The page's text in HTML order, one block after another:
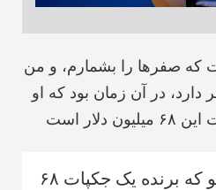
که صفرها را بشمارم، و من
که ۶ تا صفر دارد، در آن زمان بود که او
است
مرد کارگری از تورنتو که برنده یک جکپات ۶۸